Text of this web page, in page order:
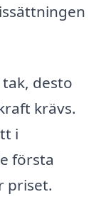
desto
krävs.
i
första
priset.